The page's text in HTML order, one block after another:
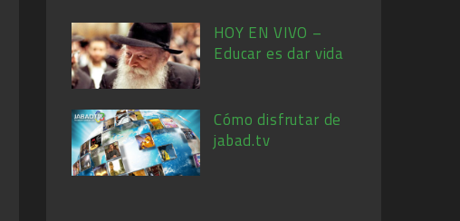
HOY EN VIVO –
Educar es dar vida
Cómo disfrutar de
jabad.tv